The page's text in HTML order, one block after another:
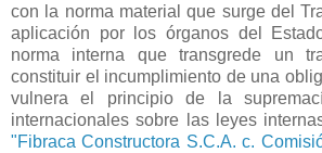
con la norma material que surge del
aplicación por los órganos del
norma interna que transgrede un
constituir el incumplimiento de una
vulnera el principio de la
internacionales sobre las leyes
"Fibraca Constructora S.C.A. c.